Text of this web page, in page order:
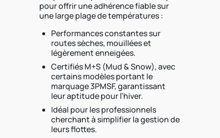
pour offrir une adhérence fiable sur
une large plage de températures :
Performances constantes sur
routes sèches, mouillées et
légèrement enneigées.
Certifiés M+S (Mud & Snow), avec
certains modèles portant le
marquage 3PMSF, garantissant
leur aptitude pour l’hiver.
Idéal pour les professionnels
cherchant à simplifier la gestion de
leurs flottes.